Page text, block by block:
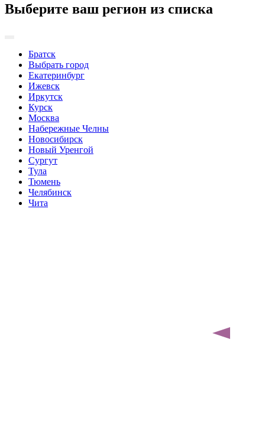
Выберите ваш регион из списка
Братск
Выбрать город
Екатеринбург
Ижевск
Иркутск
Курск
Москва
Набережные Челны
Новосибирск
Новый Уренгой
Сургут
Тула
Тюмень
Челябинск
Чита